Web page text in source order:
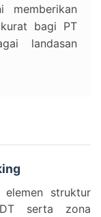
memberikan
bagi PT
landasan
struktur
serta zona